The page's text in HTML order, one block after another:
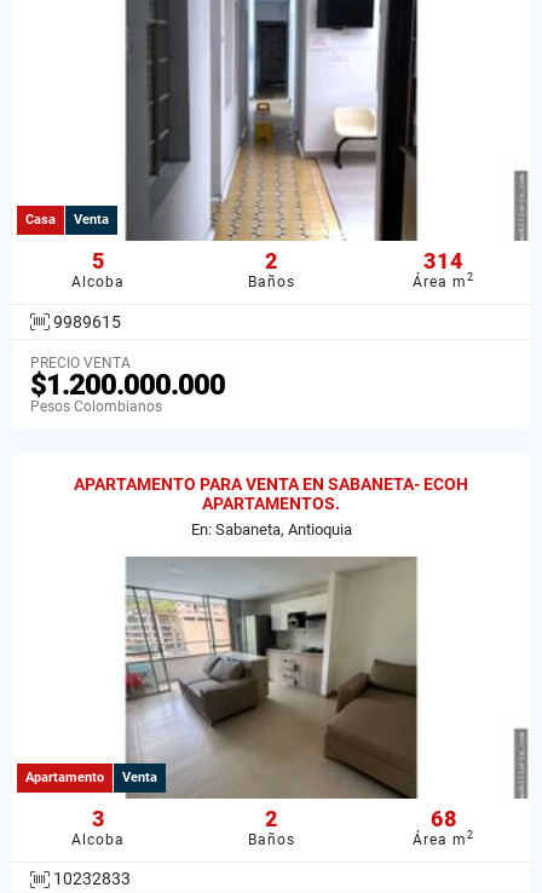
Casa Venta
5
Alcoba
2
Baños
314
Área m2
9989615
PRECIO VENTA
$1.200.000.000
Pesos Colombianos
APARTAMENTO PARA VENTA EN SABANETA- ECOH
APARTAMENTOS.
En: Sabaneta, Antioquia
Apartamento Venta
3
Alcoba
2
Baños
68
Área m2
10232833